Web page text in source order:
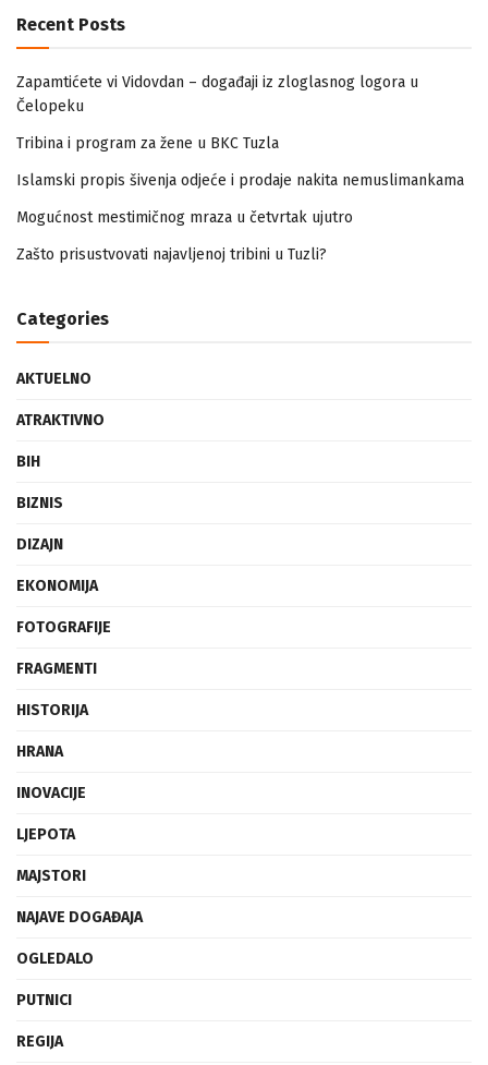
Recent Posts
Zapamtićete vi Vidovdan – događaji iz zloglasnog logora u
Čelopeku
Tribina i program za žene u BKC Tuzla
Islamski propis šivenja odjeće i prodaje nakita nemuslimankama
Mogućnost mestimičnog mraza u četvrtak ujutro
Zašto prisustvovati najavljenoj tribini u Tuzli?
Categories
AKTUELNO
ATRAKTIVNO
BIH
BIZNIS
DIZAJN
EKONOMIJA
FOTOGRAFIJE
FRAGMENTI
HISTORIJA
HRANA
INOVACIJE
LJEPOTA
MAJSTORI
NAJAVE DOGAĐAJA
OGLEDALO
PUTNICI
REGIJA